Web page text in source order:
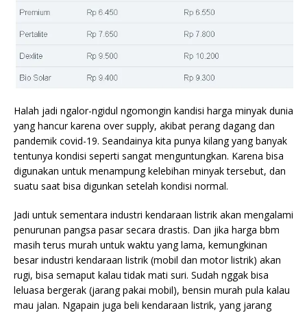
Halah jadi ngalor-ngidul ngomongin kandisi harga minyak dunia
yang hancur karena over supply, akibat perang dagang dan
pandemik covid-19. Seandainya kita punya kilang yang banyak
tentunya kondisi seperti sangat menguntungkan. Karena bisa
digunakan untuk menampung kelebihan minyak tersebut, dan
suatu saat bisa digunkan setelah kondisi normal.
Jadi untuk sementara industri kendaraan listrik akan mengalami
penurunan pangsa pasar secara drastis. Dan jika harga bbm
masih terus murah untuk waktu yang lama, kemungkinan
besar industri kendaraan listrik (mobil dan motor listrik) akan
rugi, bisa semaput kalau tidak mati suri. Sudah nggak bisa
leluasa bergerak (jarang pakai mobil), bensin murah pula kalau
mau jalan. Ngapain juga beli kendaraan listrik, yang jarang